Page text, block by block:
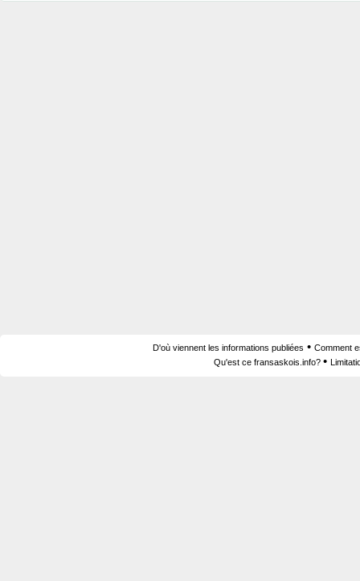
D'où viennent les informations publiées • Comment
Qu'est ce fransaskois.info? •